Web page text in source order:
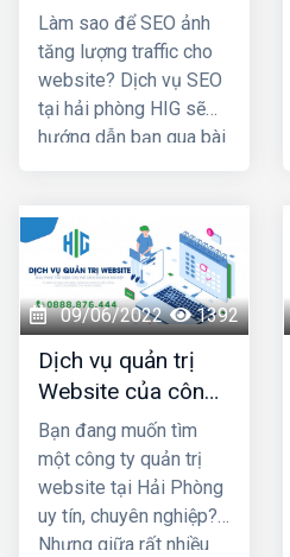
website của bạn?
Làm sao để SEO ảnh
tăng lượng traffic cho
website? Dịch vụ SEO
tại hải phòng HIG sẽ
hướng dẫn bạn qua bài
09/06/2022
1392
Dịch vụ quản trị
Website của công
ty nào uy tín và
chuyên nghiệp nhất
Hải Phòng?
Bạn đang muốn tìm
một công ty quản trị
website tại Hải Phòng
uy tín, chuyên nghiệp?
Nhưng giữa rất nhiều